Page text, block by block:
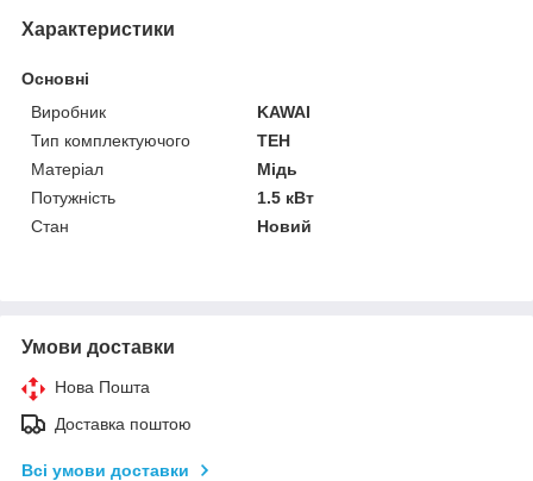
Характеристики
Основні
Виробник
KAWAI
Тип комплектуючого
ТЕН
Матеріал
Мідь
Потужність
1.5 кВт
Стан
Новий
Умови доставки
Нова Пошта
Доставка поштою
Всі умови доставки